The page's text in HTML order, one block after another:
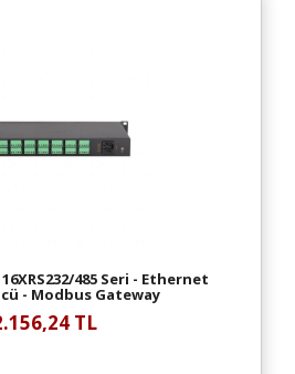
485 Seri - Ethernet
- Modbus Gateway
TL